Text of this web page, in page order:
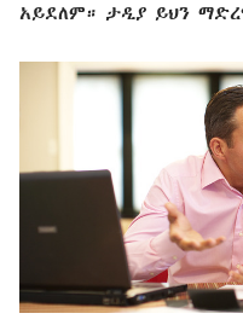
አይደለም። ታዲያ ይህን